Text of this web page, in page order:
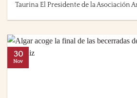
Taurina El Presidente de la Asociación
30
Nov